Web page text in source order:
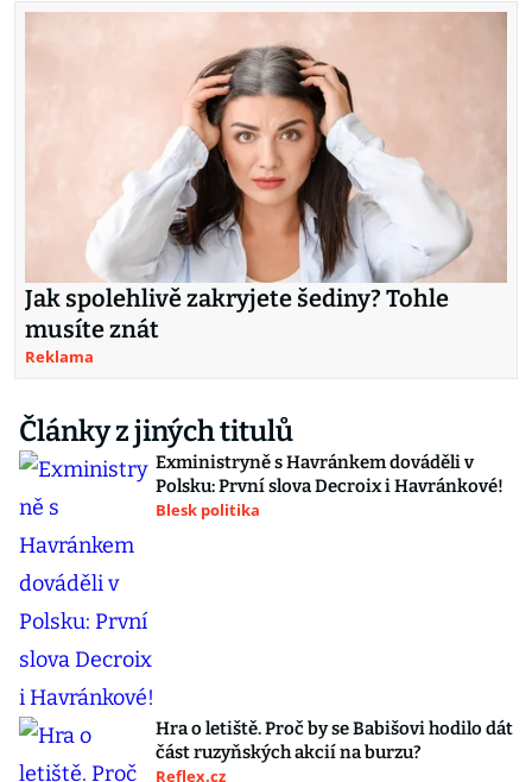
Jak spolehlivě zakryjete šediny? Tohle
musíte znát
Reklama
Články z jiných titulů
Exministryně s Havránkem dováděli v
Polsku: První slova Decroix i Havránkové!
Blesk politika
Hra o letiště. Proč by se Babišovi hodilo dát
část ruzyňských akcií na burzu?
Reflex.cz